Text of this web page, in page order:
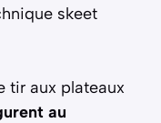
skeet
tir aux plateaux
au